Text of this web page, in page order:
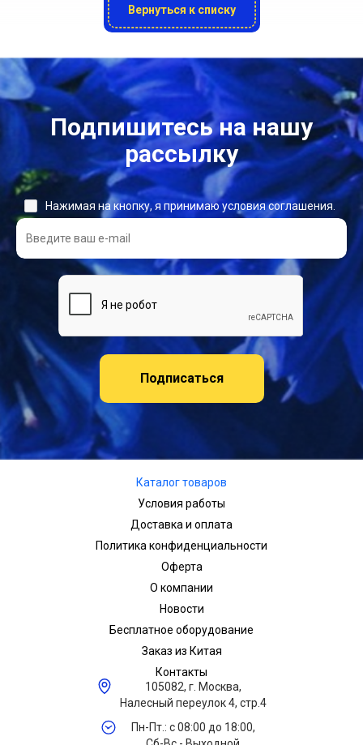
Вернуться к списку
Подпишитесь на нашу
рассылку
Подписаться
Нажимая на кнопку, я принимаю условия соглашения.
Каталог товаров
Условия работы
Доставка и оплата
Политика конфиденциальности
Оферта
О компании
Новости
Бесплатное оборудование
Заказ из Китая
Контакты
105082, г. Москва,
Налесный переулок 4, стр.4
Пн-Пт.: с 08:00 до 18:00,